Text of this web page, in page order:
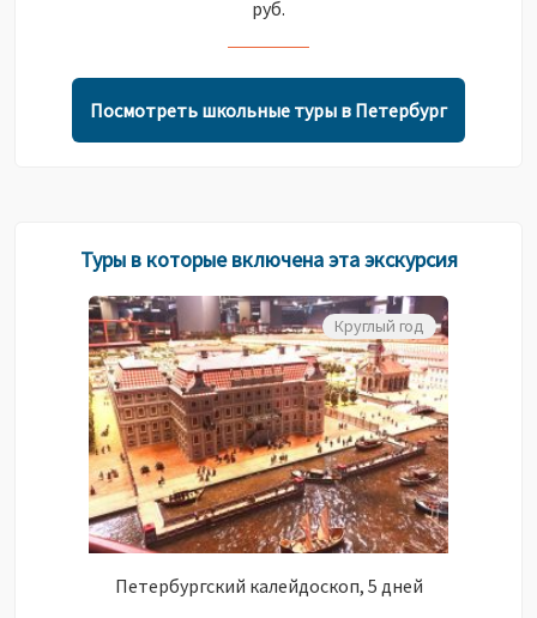
руб.
Посмотреть школьные туры в Петербург
Туры в которые включена эта экскурсия
Круглый год
Петербургский калейдоскоп, 5 дней